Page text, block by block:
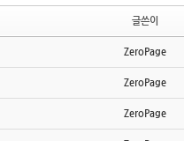
글쓴이
ZeroPage
ZeroPage
ZeroPage